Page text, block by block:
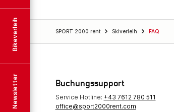
Bikeverleih
Newsletter
SPORT 2000 rent Skiverleih FAQ
Buchungssupport
Service Hotline: +43 7612 780 511
office@sport2000rent.com